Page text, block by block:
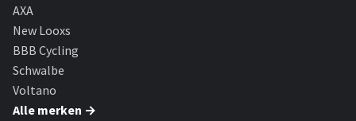
AXA
New Looxs
BBB Cycling
Schwalbe
Voltano
Alle merken →